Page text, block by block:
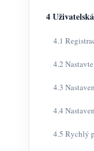
4
4.1
4.2
4.3
4.4
4.5 Rychlý